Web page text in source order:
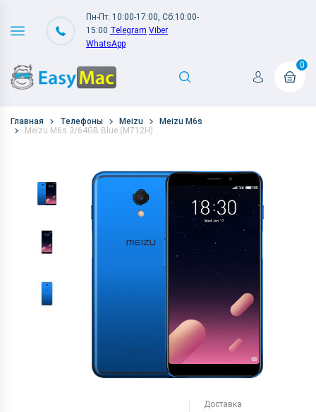
Пн-Пт: 10:00-17:00, Сб:10:00-
15:00 Telegram Viber
WhatsApp
0
Главная Телефоны Meizu
Meizu M6s
Meizu M6s 3/64GB Blue (M712H)
Доставка